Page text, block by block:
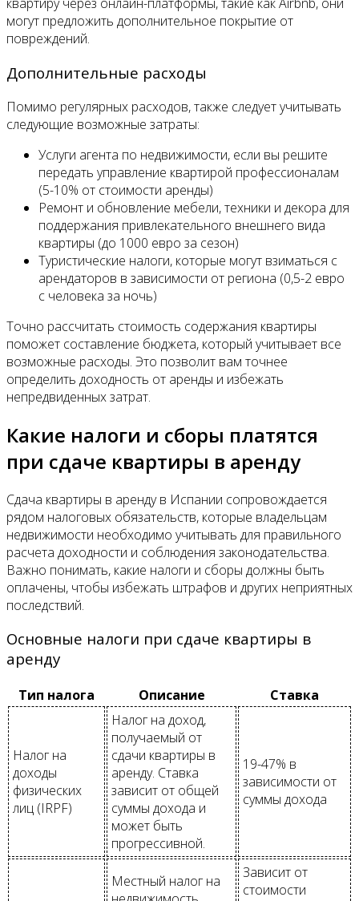
могут предложить дополнительное покрытие от
повреждений.
Дополнительные расходы
Помимо регулярных расходов, также следует учитывать
следующие возможные затраты:
Услуги агента по недвижимости, если вы решите
передать управление квартирой профессионалам
(5-10% от стоимости аренды)
Ремонт и обновление мебели, техники и декора для
поддержания привлекательного внешнего вида
квартиры (до 1000 евро за сезон)
Туристические налоги, которые могут взиматься с
арендаторов в зависимости от региона (0,5-2 евро
с человека за ночь)
Точно рассчитать стоимость содержания квартиры
поможет составление бюджета, который учитывает все
возможные расходы. Это позволит вам точнее
определить доходность от аренды и избежать
непредвиденных затрат.
Какие налоги и сборы платятся
при сдаче квартиры в аренду
Сдача квартиры в аренду в Испании сопровождается
рядом налоговых обязательств, которые владельцам
недвижимости необходимо учитывать для правильного
расчета доходности и соблюдения законодательства.
Важно понимать, какие налоги и сборы должны быть
оплачены, чтобы избежать штрафов и других неприятных
последствий.
Основные налоги при сдаче квартиры в
аренду
Тип налога Описание Ставка
Налог на
доходы
физических
лиц (IRPF)
Налог на доход,
получаемый от
сдачи квартиры в
аренду. Ставка
зависит от общей
суммы дохода и
может быть
прогрессивной.
19-47% в
зависимости от
суммы дохода
Местный налог на
Зависит от
стоимости